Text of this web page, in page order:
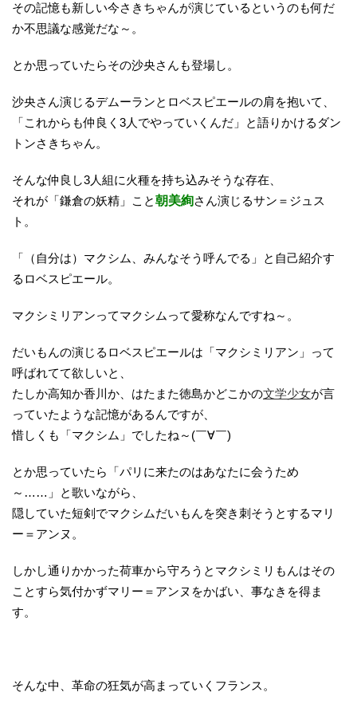
その記憶も新しい今さきちゃんが演じているというのも何だ
か不思議な感覚だな～。
とか思っていたらその沙央さんも登場し。
沙央さん演じるデムーランとロベスピエールの肩を抱いて、
「これからも仲良く3人でやっていくんだ」と語りかけるダン
トンさきちゃん。
そんな仲良し3人組に火種を持ち込みそうな存在、
それが「鎌倉の妖精」こと朝美絢さん演じるサン＝ジュス
ト。
「（自分は）マクシム、みんなそう呼んでる」と自己紹介す
るロベスピエール。
マクシミリアンってマクシムって愛称なんですね～。
だいもんの演じるロベスピエールは「マクシミリアン」って
呼ばれてて欲しいと、
たしか高知か香川か、はたまた徳島かどこかの文学少女が言
っていたような記憶があるんですが、
惜しくも「マクシム」でしたね～(￣∀￣)
とか思っていたら「パリに来たのはあなたに会うため
～……」と歌いながら、
隠していた短剣でマクシムだいもんを突き刺そうとするマリ
ー＝アンヌ。
しかし通りかかった荷車から守ろうとマクシミリもんはその
ことすら気付かずマリー＝アンヌをかばい、事なきを得ま
す。
そんな中、革命の狂気が高まっていくフランス。